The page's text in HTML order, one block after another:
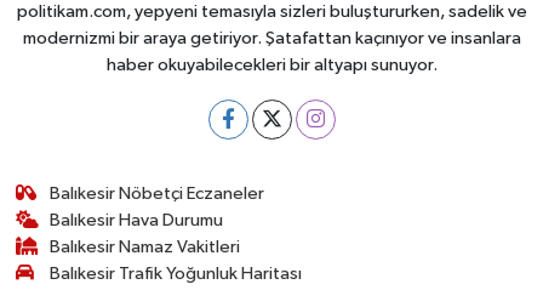
politikam.com, yepyeni temasıyla sizleri buluştururken, sadelik ve
modernizmi bir araya getiriyor. Şatafattan kaçınıyor ve insanlara
haber okuyabilecekleri bir altyapı sunuyor.
Balıkesir Nöbetçi Eczaneler
Balıkesir Hava Durumu
Balıkesir Namaz Vakitleri
Balıkesir Trafik Yoğunluk Haritası